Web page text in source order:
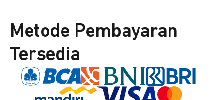
Metode Pembayaran
Tersedia